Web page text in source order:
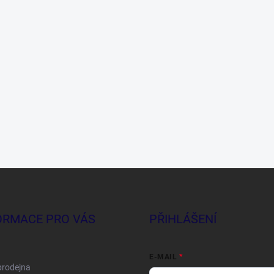
PRO VÁS PŘIHLÁŠENÍ
E-MAIL